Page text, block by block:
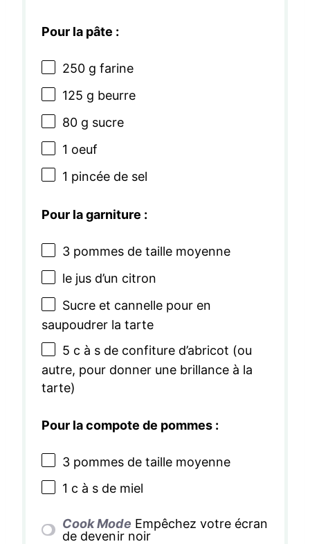
Pour la pâte :
250 g farine
125 g beurre
80 g sucre
1 oeuf
1 pincée de sel
Pour la garniture :
3pommes de taille moyenne
le jus d’un citron
Sucre et cannelle pour en
saupoudrer la tarte
5 c à s de confiture d’abricot (ou
autre, pour donner une brillance à la
tarte)
Pour la compote de pommes :
3pommes de taille moyenne
1 c à s de miel
Cook Mode Empêchez votre écran
de devenir noir